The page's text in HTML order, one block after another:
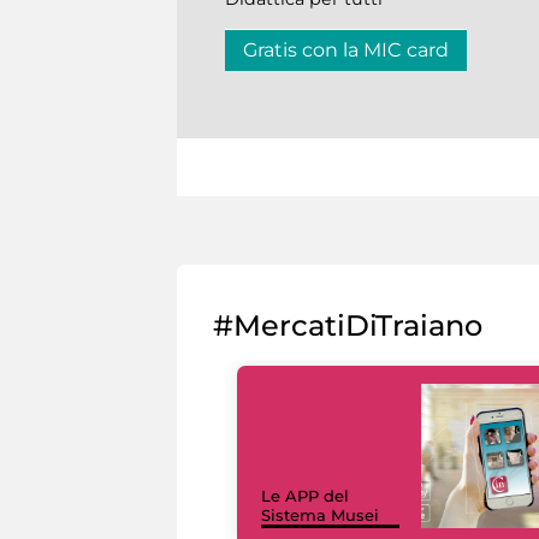
Gratis con la MIC card
#MercatiDiTraiano
Le APP del
Sistema Musei